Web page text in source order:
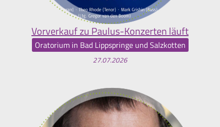
Vorverkauf zu Paulus-Konzerten läuft
Oratorium in Bad Lippspringe und Salzkotten
27.07.2026